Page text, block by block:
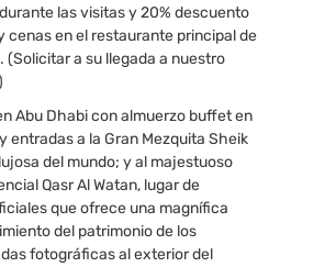
las visitas y 20% descuento
cenas en el restaurante principal de
(Solicitar a su llegada a nuestro
Abu Dhabi con almuerzo buffet en
entradas a la Gran Mezquita Sheik
del mundo; y al majestuoso
Qasr Al Watan, lugar de
que ofrece una magnífica
del patrimonio de los
fotográficas al exterior del